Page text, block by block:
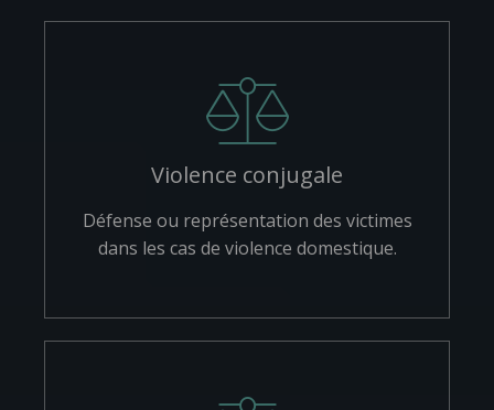
Violence conjugale
Défense ou représentation des victimes
dans les cas de violence domestique.